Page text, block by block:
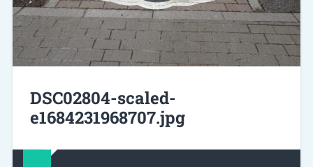
DSC02804-scaled-
e1684231968707.jpg